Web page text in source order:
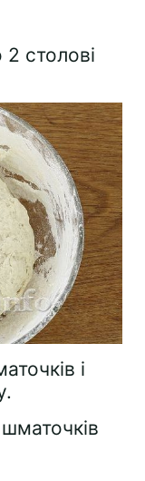
2 столові
і